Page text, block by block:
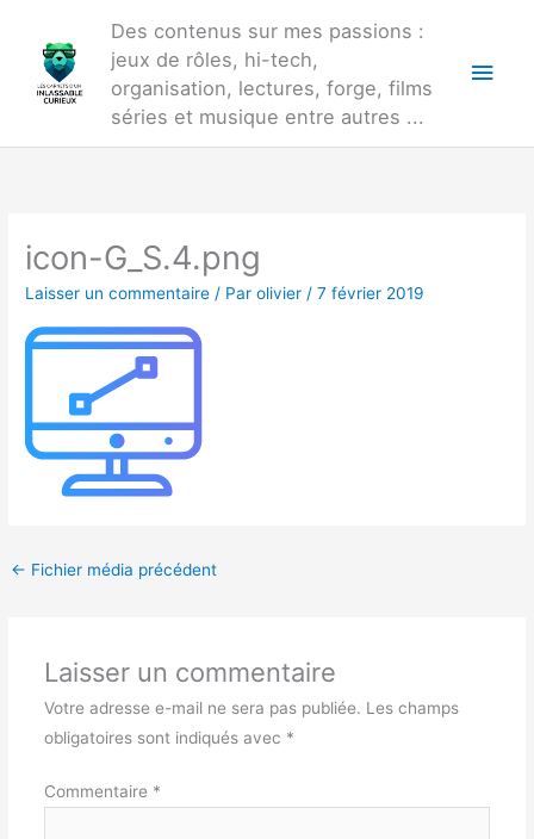
contenu
Des contenus sur mes passions :
jeux de rôles, hi-tech,
organisation, lectures, forge, films
séries et musique entre autres ...
icon-G_S.4.png
Laisser un commentaire / Parolivier /7 février 2019
← Fichier média précédent
Laisser un commentaire
Votre adresse e-mail ne sera pas publiée. Les champs
obligatoires sont indiqués avec *
Commentaire *